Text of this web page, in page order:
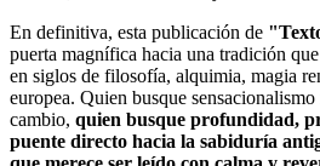
En definitiva, esta publicación de
puerta magnífica hacia una tradición
en siglos de filosofía, alquimia, magia
europea. Quien busque
cambio, quien busque profundidad,
puente directo hacia la sabiduría